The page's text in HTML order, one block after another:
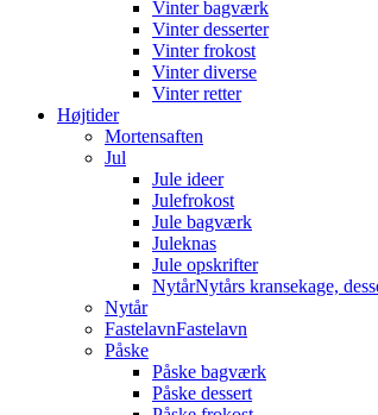
Vinter bagværk
Vinter desserter
Vinter frokost
Vinter diverse
Vinter retter
Højtider
Mortensaften
Jul
Jule ideer
Julefrokost
Jule bagværk
Juleknas
Jule opskrifter
NytårNytårs kransekage,
Nytår
FastelavnFastelavn
Påske
Påske bagværk
Påske dessert